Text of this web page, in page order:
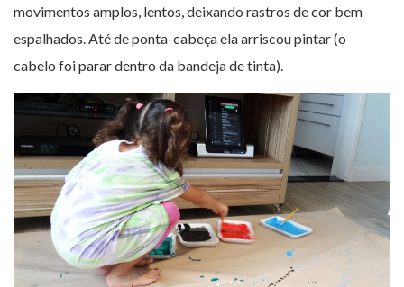
movimentos amplos, lentos, deixando rastros de cor bem
espalhados. Até de ponta-cabeça ela arriscou pintar (o
cabelo foi parar dentro da bandeja de tinta).